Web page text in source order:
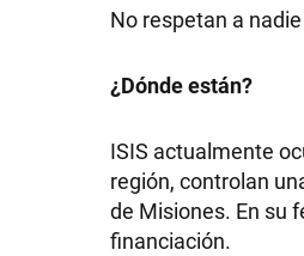
No respetan a
¿Dónde están?
ISIS actualmente
región, controlan
de Misiones. En su
financiación.